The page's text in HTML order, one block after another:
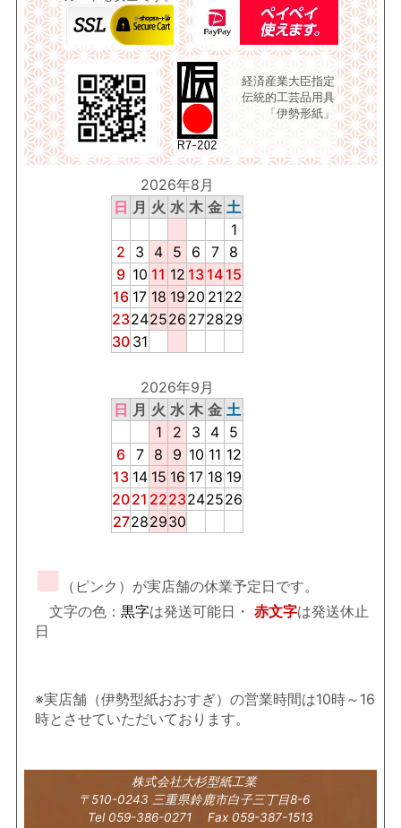
経済産業大臣指定
伝統的工芸品用具
「伊勢形紙」
2026年8月
日 月 火 水 木 金 土
1
2
3 4 5 6 7
8
9 10 11 12 13 14 15
16 17 18 19 20 21 22
23242526 272829
30 31
2026年9月
日 月 火 水 木 金 土
1
2 3 4 5
6 7 8 9 10 11 12
13 14 15 16 17 18 19
2021 2223242526
27282930
■
（ピンク）が実店舗の休業予定日です。
文字の色： 黒字は発送可能日・ 赤文字は発送休止
日
※実店舗（伊勢型紙おおすぎ）の営業時間は10時～16
時とさせていただいております。
株式会社大杉型紙工業
〒510-0243 三重県鈴鹿市白子三丁目8-6
Tel 059-386-0271 Fax 059-387-1513